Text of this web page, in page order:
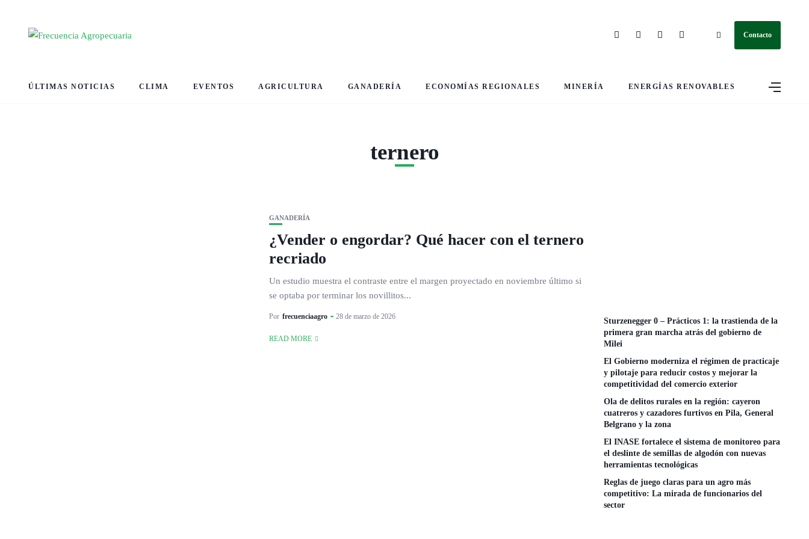
Contacto
ÚLTIMAS NOTICIAS CLIMA EVENTOS AGRICULTURA GANADERÍA ECONOMÍAS REGIONALES MINERÍA ENERGÍAS RENOVABLES
ternero
GANADERÍA
¿Vender o engordar? Qué hacer con el ternero
recriado
Un estudio muestra el contraste entre el margen proyectado en noviembre último si
se optaba por terminar los novillitos...
Por frecuenciaagro 28 de marzo de 2026
READ MORE
Sturzenegger 0 – Prácticos 1: la trastienda de la
primera gran marcha atrás del gobierno de
Milei
El Gobierno moderniza el régimen de practicaje
y pilotaje para reducir costos y mejorar la
competitividad del comercio exterior
Ola de delitos rurales en la región: cayeron
cuatreros y cazadores furtivos en Pila, General
Belgrano y la zona
El INASE fortalece el sistema de monitoreo para
el deslinte de semillas de algodón con nuevas
herramientas tecnológicas
Reglas de juego claras para un agro más
competitivo: La mirada de funcionarios del
sector